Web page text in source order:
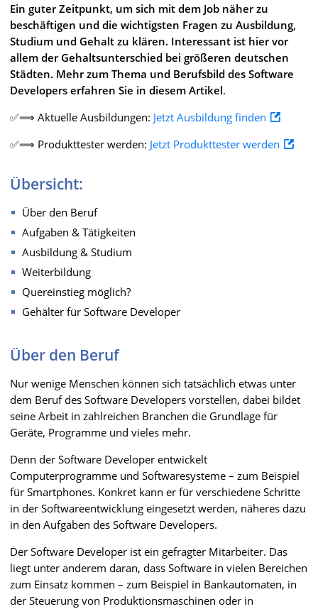
Ein guter Zeitpunkt, um sich mit dem Job näher zu
beschäftigen und die wichtigsten Fragen zu Ausbildung,
Studium und Gehalt zu klären. Interessant ist hier vor
allem der Gehaltsunterschied bei größeren deutschen
Städten. Mehr zum Thema und Berufsbild des Software
Developers erfahren Sie in diesem Artikel.
✅⟹ Aktuelle Ausbildungen: Jetzt Ausbildung finden
✅⟹ Produkttester werden: Jetzt Produkttester werden
Übersicht:
Über den Beruf
Aufgaben & Tätigkeiten
Ausbildung & Studium
Weiterbildung
Quereinstieg möglich?
Gehälter für Software Developer
Über den Beruf
Nur wenige Menschen können sich tatsächlich etwas unter
dem Beruf des Software Developers vorstellen, dabei bildet
seine Arbeit in zahlreichen Branchen die Grundlage für
Geräte, Programme und vieles mehr.
Denn der Software Developer entwickelt
Computerprogramme und Softwaresysteme – zum Beispiel
für Smartphones. Konkret kann er für verschiedene Schritte
in der Softwareentwicklung eingesetzt werden, näheres dazu
in den Aufgaben des Software Developers.
Der Software Developer ist ein gefragter Mitarbeiter. Das
liegt unter anderem daran, dass Software in vielen Bereichen
zum Einsatz kommen – zum Beispiel in Bankautomaten, in
der Steuerung von Produktionsmaschinen oder in